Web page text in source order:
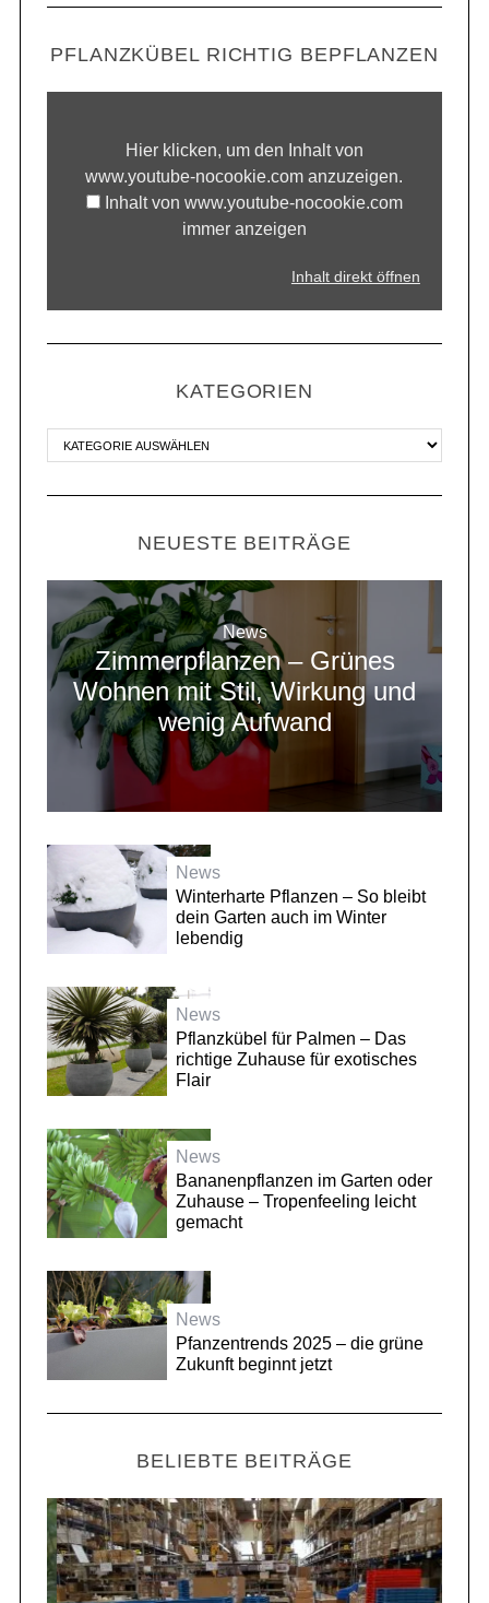
PFLANZKÜBEL RICHTIG BEPFLANZEN
Hier klicken, um den Inhalt von
www.youtube-nocookie.com anzuzeigen.
Inhalt von www.youtube-nocookie.com
immer anzeigen
Inhalt direkt öffnen
KATEGORIEN
NEUESTE BEITRÄGE
News
Zimmerpflanzen – Grünes
Wohnen mit Stil, Wirkung und
wenig Aufwand
News
Winterharte Pflanzen – So bleibt
dein Garten auch im Winter
lebendig
News
Pflanzkübel für Palmen – Das
richtige Zuhause für exotisches
Flair
News
Bananenpflanzen im Garten oder
Zuhause – Tropenfeeling leicht
gemacht
News
Pfanzentrends 2025 – die grüne
Zukunft beginnt jetzt
BELIEBTE BEITRÄGE